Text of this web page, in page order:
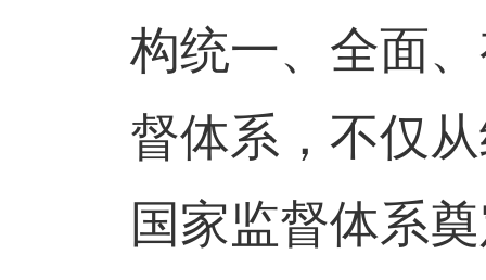
构统一、全面
督体系，不仅
国家监督体系